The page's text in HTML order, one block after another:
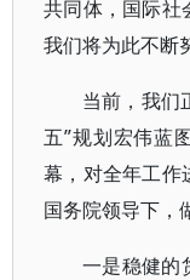
共同体，国际社
我们将为此不断
当前，我们
五”规划宏伟蓝
幕，对全年工作
国务院领导下，
一是稳健的